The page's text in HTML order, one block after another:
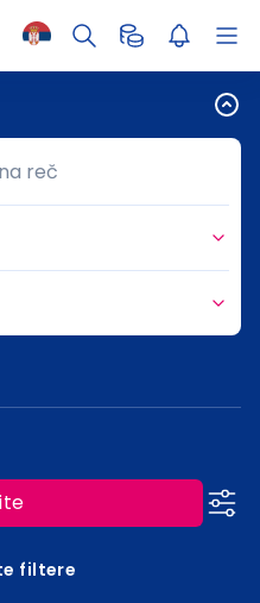
reč
reč
filtere